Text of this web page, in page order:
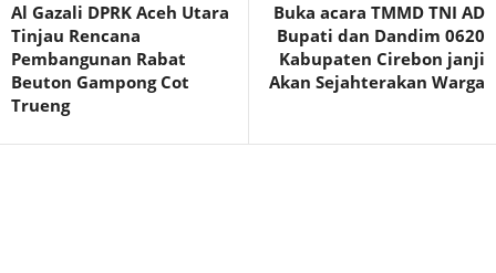
Al Gazali DPRK Aceh Utara
Tinjau Rencana
Pembangunan Rabat
Beuton Gampong Cot
Trueng
Buka acara TMMD TNI AD
Bupati dan Dandim 0620
Kabupaten Cirebon janji
Akan Sejahterakan Warga